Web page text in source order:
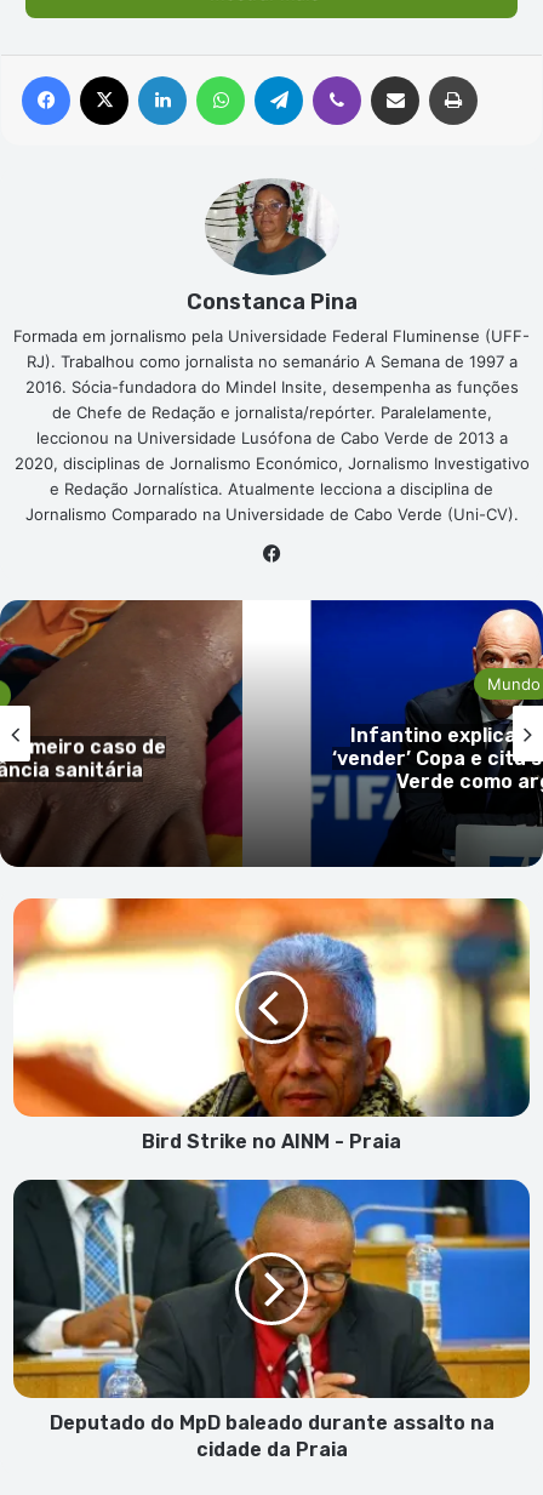
Facebook Linkedin WhatsAppTelegram Viber Compartilhar via e-mail
Constanca Pina
Formada em jornalismo pela Universidade Federal Fluminense (UFF-
RJ). Trabalhou como jornalista no semanário A Semana de 1997 a
2016. Sócia-fundadora do Mindel Insite, desempenha as funções
de Chefe de Redação e jornalista/repórter. Paralelamente,
leccionou na Universidade Lusófona de Cabo Verde de 2013 a
2020, disciplinas de Jornalismo Económico, Jornalismo Investigativo
e Redação Jornalística. Atualmente lecciona a disciplina de
Jornalismo Comparado na Universidade de Cabo Verde (Uni-CV).
caso de
sanitária
Mundo
Infantino explica
‘vender’ Copa e cita
Verde como
Bird
Strike
no
AINM
Praia
Bird Strike no AINM - Praia
Deputado
assalto
na
cidade
da
Deputado do MpD baleado durante assalto na
cidade da Praia